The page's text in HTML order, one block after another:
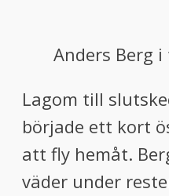
Anders Berg
Lagom till
började ett kort
att fly hemåt.
väder under